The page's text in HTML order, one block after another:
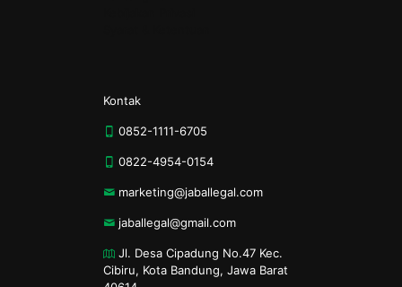
Kontak
0852-1111-6705
0822-4954-0154
marketing@jaballegal.com
jaballegal@gmail.com
Jl. Desa Cipadung No.47 Kec.
Cibiru, Kota Bandung, Jawa Barat